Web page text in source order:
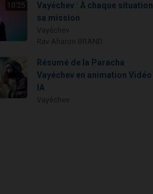
10:25
Vayéchev : À chaque situation
sa mission
Résumé de la Paracha
Vayéchev en animation Vidéo
IA